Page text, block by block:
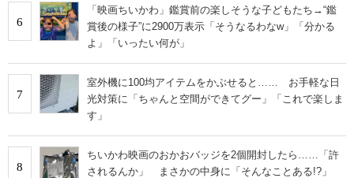
6
「映画ちいかわ」鑑賞前の楽しそうな子どもたち→“鑑
賞後の様子”に2900万表示「そうなるわなw」「分かる
よ」「いったい何が」
7
室外機に100均アイテムをかぶせると…… お手軽な日
光対策に「ちゃんと空間ができてグー」「これで楽しま
す」
8
ちいかわ映画のおかおバッジを2個開封したら……「許
されるんか」 まさかの中身に「そんなことある!?」